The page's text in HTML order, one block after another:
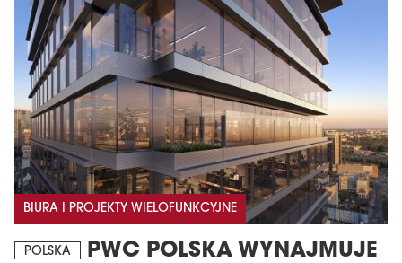
BIURA I PROJEKTY WIELOFUNKCYJNE
POLSKA
PWC POLSKA WYNAJMUJE